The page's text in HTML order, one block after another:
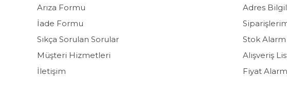
Arıza Formu
İade Formu
Sıkça Sorulan Sorular
Müşteri Hizmetleri
İletişim
Adres
Stok
Alışveriş
Fiyat